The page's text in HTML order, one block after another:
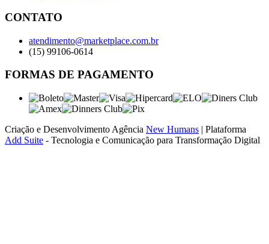
CONTATO
atendimento@marketplace.com.br
(15) 99106-0614
FORMAS DE PAGAMENTO
Criação e Desenvolvimento Agência New Humans | Plataforma
Add Suite - Tecnologia e Comunicação para Transformação Digital